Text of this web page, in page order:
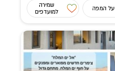
על המפה
שמירה
למועדפים